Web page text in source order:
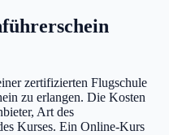
zertifizierten Flugschule
zu erlangen. Die Kosten
Art des
Kurses. Ein Online-Kurs